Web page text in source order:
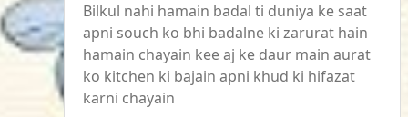
Bilkul nahi hamain badal ti duniya ke saat
apni souch ko bhi badalne ki zarurat hain
hamain chayain kee aj ke daur main aurat
ko kitchen ki bajain apni khud ki hifazat
karni chayain